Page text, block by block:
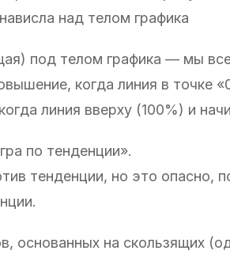
над телом графика
под телом графика — мы
когда линия в точке
линия вверху (100%) и
по тенденции».
тенденции, но это опасно,
основанных на скользящих